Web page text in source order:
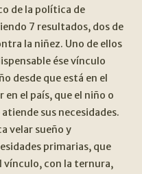
de la política de
7 resultados, dos de
la niñez. Uno de ellos
ése vínculo
desde que está en el
el país, que el niño o
sus necesidades.
velar sueño y
primarias, que
vínculo, con la ternura,